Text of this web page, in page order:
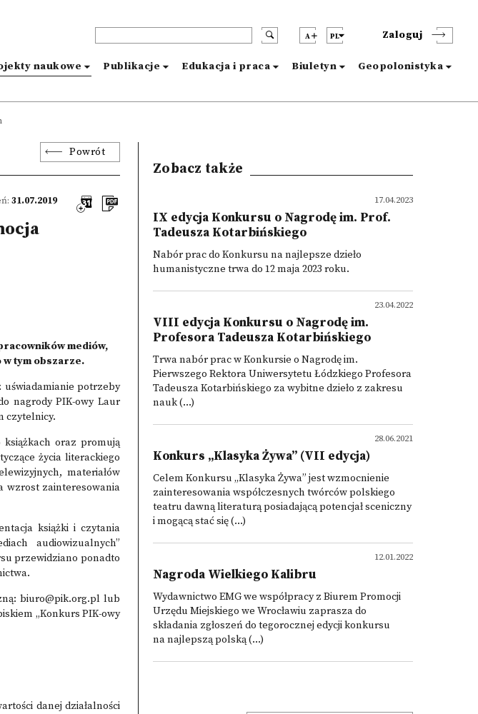
A PL Zaloguj
naukowe Publikacje Edukacja i praca Biuletyn Geopolonistyka
Powrót
31.07.2019
mediów,
tym obszarze.
potrzeby
nagrody PIK-owy Laur
czytelnicy.
oraz promują
życia literackiego
materiałów
wzrost zainteresowania
książki i czytania
audiowizualnych”
przewidziano ponadto
biuro@pik.org.pl lub
„Konkurs PIK-owy
danej działalności
Zobacz także
17.04.2023
IX edycja Konkursu o Nagrodę im. Prof.
Tadeusza Kotarbińskiego
Nabór prac do Konkursu na najlepsze dzieło
humanistyczne trwa do 12 maja 2023 roku.
23.04.2022
VIII edycja Konkursu o Nagrodę im.
Profesora Tadeusza Kotarbińskiego
Trwa nabór prac w Konkursie o Nagrodę im.
Pierwszego Rektora Uniwersytetu Łódzkiego Profesora
Tadeusza Kotarbińskiego za wybitne dzieło z zakresu
nauk (...)
28.06.2021
Konkurs „Klasyka Żywa” (VII edycja)
Celem Konkursu „Klasyka Żywa” jest wzmocnienie
zainteresowania współczesnych twórców polskiego
teatru dawną literaturą posiadającą potencjał sceniczny
i mogącą stać się (...)
12.01.2022
Nagroda Wielkiego Kalibru
Wydawnictwo EMG we współpracy z Biurem Promocji
Urzędu Miejskiego we Wrocławiu zaprasza do
składania zgłoszeń do tegorocznej edycji konkursu
na najlepszą polską (...)